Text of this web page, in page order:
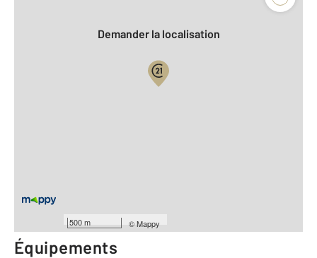
500 m ©Mappy
Demander la localisation
Année construction : 1979
Équipements